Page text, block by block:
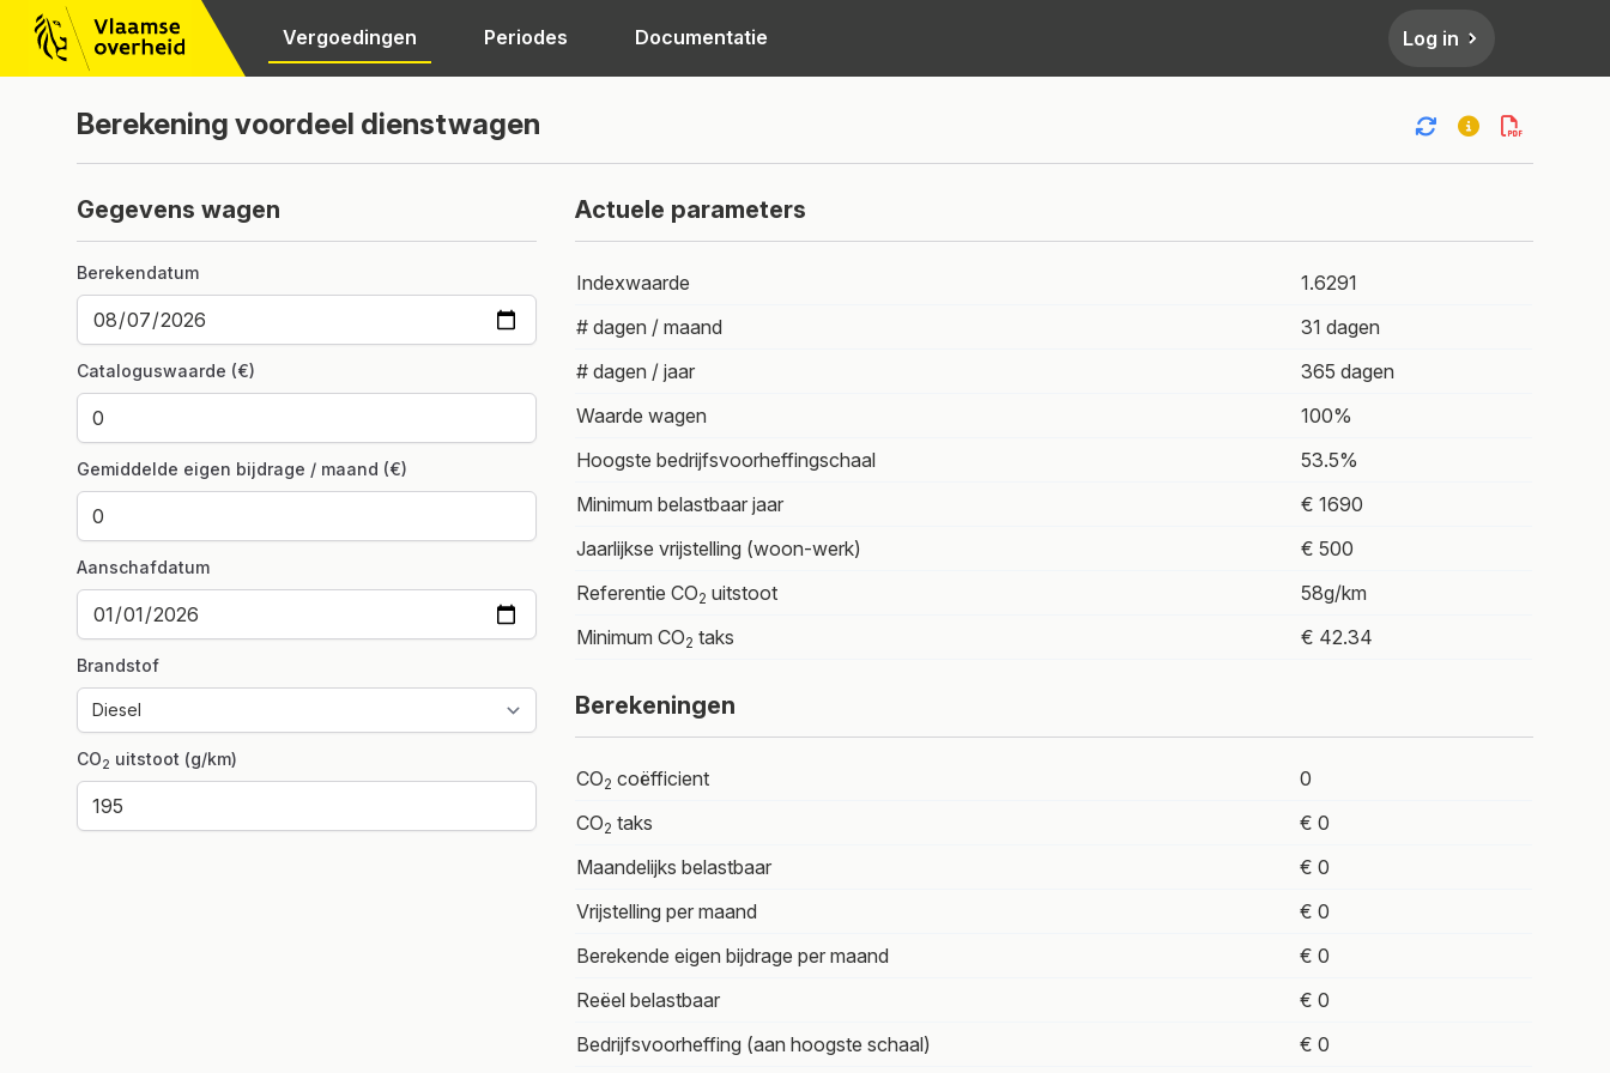
Vergoedingen Periodes Documentatie Log in
Berekening voordeel dienstwagen
Gegevens wagen
Berekendatum
Cataloguswaarde (€)
Gemiddelde eigen bijdrage / maand (€)
Aanschafdatum
Brandstof
CO2 uitstoot (g/km)
Actuele parameters
Indexwaarde
1.6291
# dagen / maand
31 dagen
# dagen / jaar
365 dagen
Waarde wagen
100%
Hoogste bedrijfsvoorheffingschaal
53.5%
Minimum belastbaar jaar
€ 1690
Jaarlijkse vrijstelling (woon-werk)
€ 500
Referentie CO2 uitstoot
58g/km
Minimum CO2 taks € 42.34
Berekeningen
CO2 coëfficient
0
CO2 taks
€ 0
Maandelijks belastbaar
€ 0
Vrijstelling per maand
€ 0
Berekende eigen bijdrage per maand
€ 0
Reëel belastbaar
€ 0
Bedrijfsvoorheffing (aan hoogste schaal)
€ 0